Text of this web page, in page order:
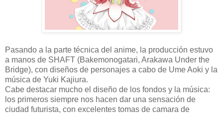
Pasando a la parte técnica del anime, la producción estuvo
a manos de SHAFT (Bakemonogatari, Arakawa Under the
Bridge), con diseños de personajes a cabo de Ume Aoki y la
música de Yuki Kajiura.
Cabe destacar mucho el diseño de los fondos y la música:
los primeros siempre nos hacen dar una sensación de
ciudad futurista, con excelentes tomas de camara de